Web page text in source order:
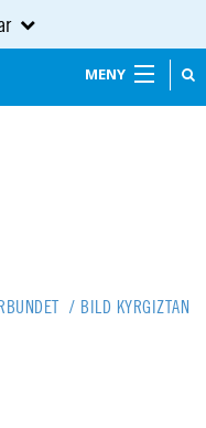
MENY
/ BILD KYRGIZTAN